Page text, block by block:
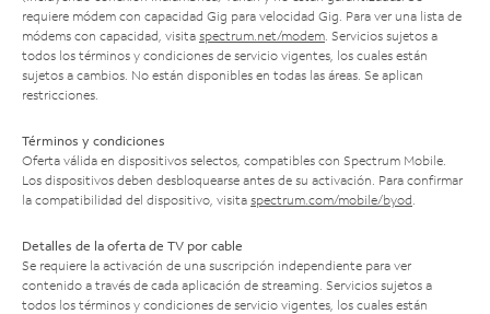
requiere módem con capacidad Gig para velocidad Gig. Para ver una lista de
módems con capacidad, visita spectrum.net/modem . Servicios sujetos a
todos los términos y condiciones de servicio vigentes, los cuales están
sujetos a cambios. No están disponibles en todas las áreas. Se aplican
restricciones.
Términos y condiciones
Oferta válida en dispositivos selectos, compatibles con Spectrum Mobile.
Los dispositivos deben desbloquearse antes de su activación. Para confirmar
la compatibilidad del dispositivo, visita spectrum.com/mobile/byod
Detalles de la oferta de TV por cable
Se requiere la activación de una suscripción independiente para ver
contenido a través de cada aplicación de streaming. Servicios sujetos a
todos los términos y condiciones de servicio vigentes, los cuales están